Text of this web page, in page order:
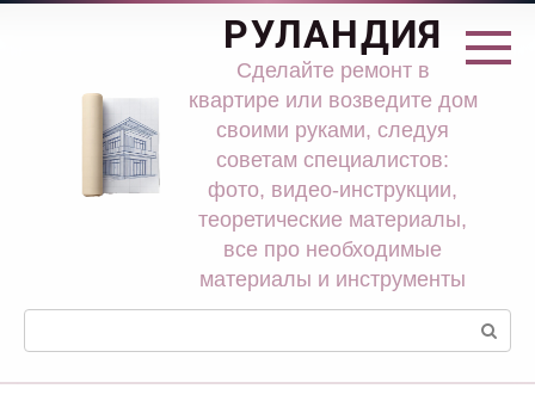
Перейти
РУЛАНДИЯ
Сделайте ремонт в
квартире или возведите дом
своими руками, следуя
советам специалистов:
фото, видео-инструкции,
теоретические материалы,
все про необходимые
материалы и инструменты
Поиск: